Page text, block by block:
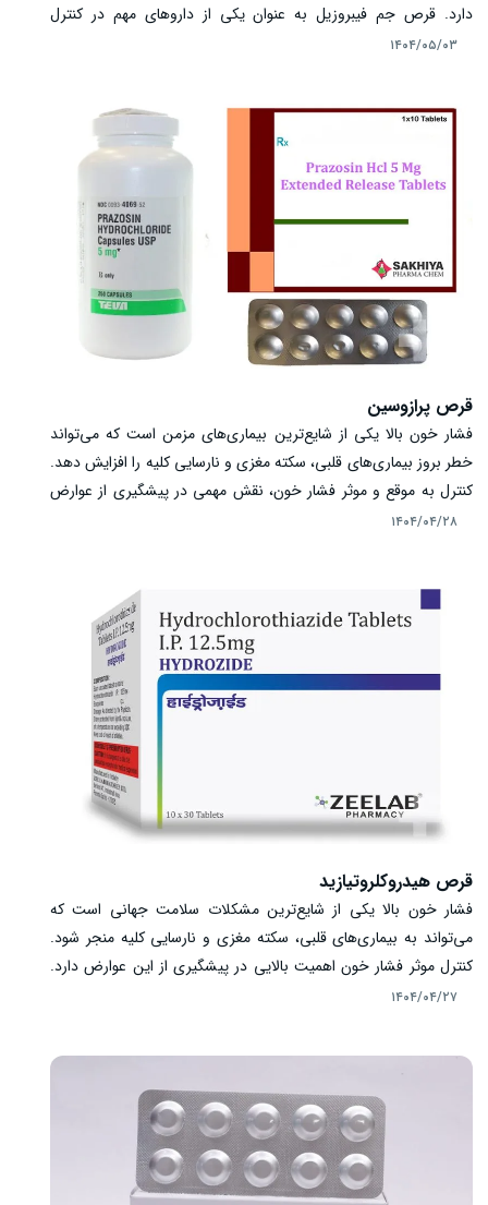
دارد. قرص جم فیبروزیل به عنوان یکی از داروهای مهم در کنترل
اختلالات چربی خون شناخته شده است. این دارو با فعال‌سازی
بیمارانی توصیه می‌شود که با رژیم غذایی و ورزش نتوانسته‌اند سطح
چربی خون خود را به حد مطلوب برسانند. آشنایی با نحوه مصرف،
مکانیسم اثر و عوارض احتمالی این دارو برای استفاده صحیح و مؤثر آن
ضروری است تا بتوان سلامت قلب و عروق را حفظ کرد.
۱۴۰۴/۰۵/۰۳
قرص پرازوسین
فشار خون بالا یکی از شایع‌ترین بیماری‌های مزمن است که می‌تواند
خطر بروز بیماری‌های قلبی، سکته مغزی و نارسایی کلیه را افزایش دهد.
کنترل به موقع و موثر فشار خون، نقش مهمی در پیشگیری از عوارض
جدی دارد. یکی از داروهای موثر در درمان فشار خون بالا، قرص
کاهش فشار خون است. پرازوسین علاوه بر کنترل فشار خون، سبب
بهبود علائم بزرگی خوش‌خیم پروستات نیز می‌شود. این مقاله به بررسی
مکانیسم اثر، روش مصرف، مزایا و عوارض احتمالی پرازوسین در درمان
فشار خون بالا می‌پردازد.
۱۴۰۴/۰۴/۲۸
قرص هیدروکلروتیازید
فشار خون بالا یکی از شایع‌ترین مشکلات سلامت جهانی است که
می‌تواند به بیماری‌های قلبی، سکته مغزی و نارسایی کلیه منجر شود.
کنترل موثر فشار خون اهمیت بالایی در پیشگیری از این عوارض دارد.
قرص هیدروکلروتیازید، یکی از داروهای ادرارآور تیازیدی است که نقش
سدیم و آب از بدن، حجم خون را کاهش داده و فشار خون را کنترل
از بیماری‌های مختلف را نیز بهبود بخشد. در این مقاله به بررسی موارد
مصرف، نحوه مصرف، مکانیسم اثر و نکات مهم مربوط به مصرف قرص
هیدروکلروتیازید در درمان فشار خون بالا می‌پردازیم.
۱۴۰۴/۰۴/۲۷